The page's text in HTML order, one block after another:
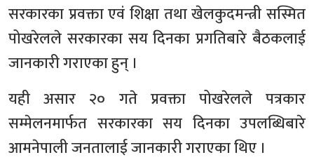
सरकारका प्रवक्ता एवं शिक्षा तथा खेलकुदमन्त्री सस्मित
पोखरेलले सरकारका सय दिनका प्रगतिबारे बैठकलाई
जानकारी गराएका हुन् ।
यही असार २० गते प्रवक्ता पोखरेलले पत्रकार
सम्मेलनमार्फत सरकारका सय दिनका उपलब्धिबारे
आमनेपाली जनतालाई जानकारी गराएका थिए ।